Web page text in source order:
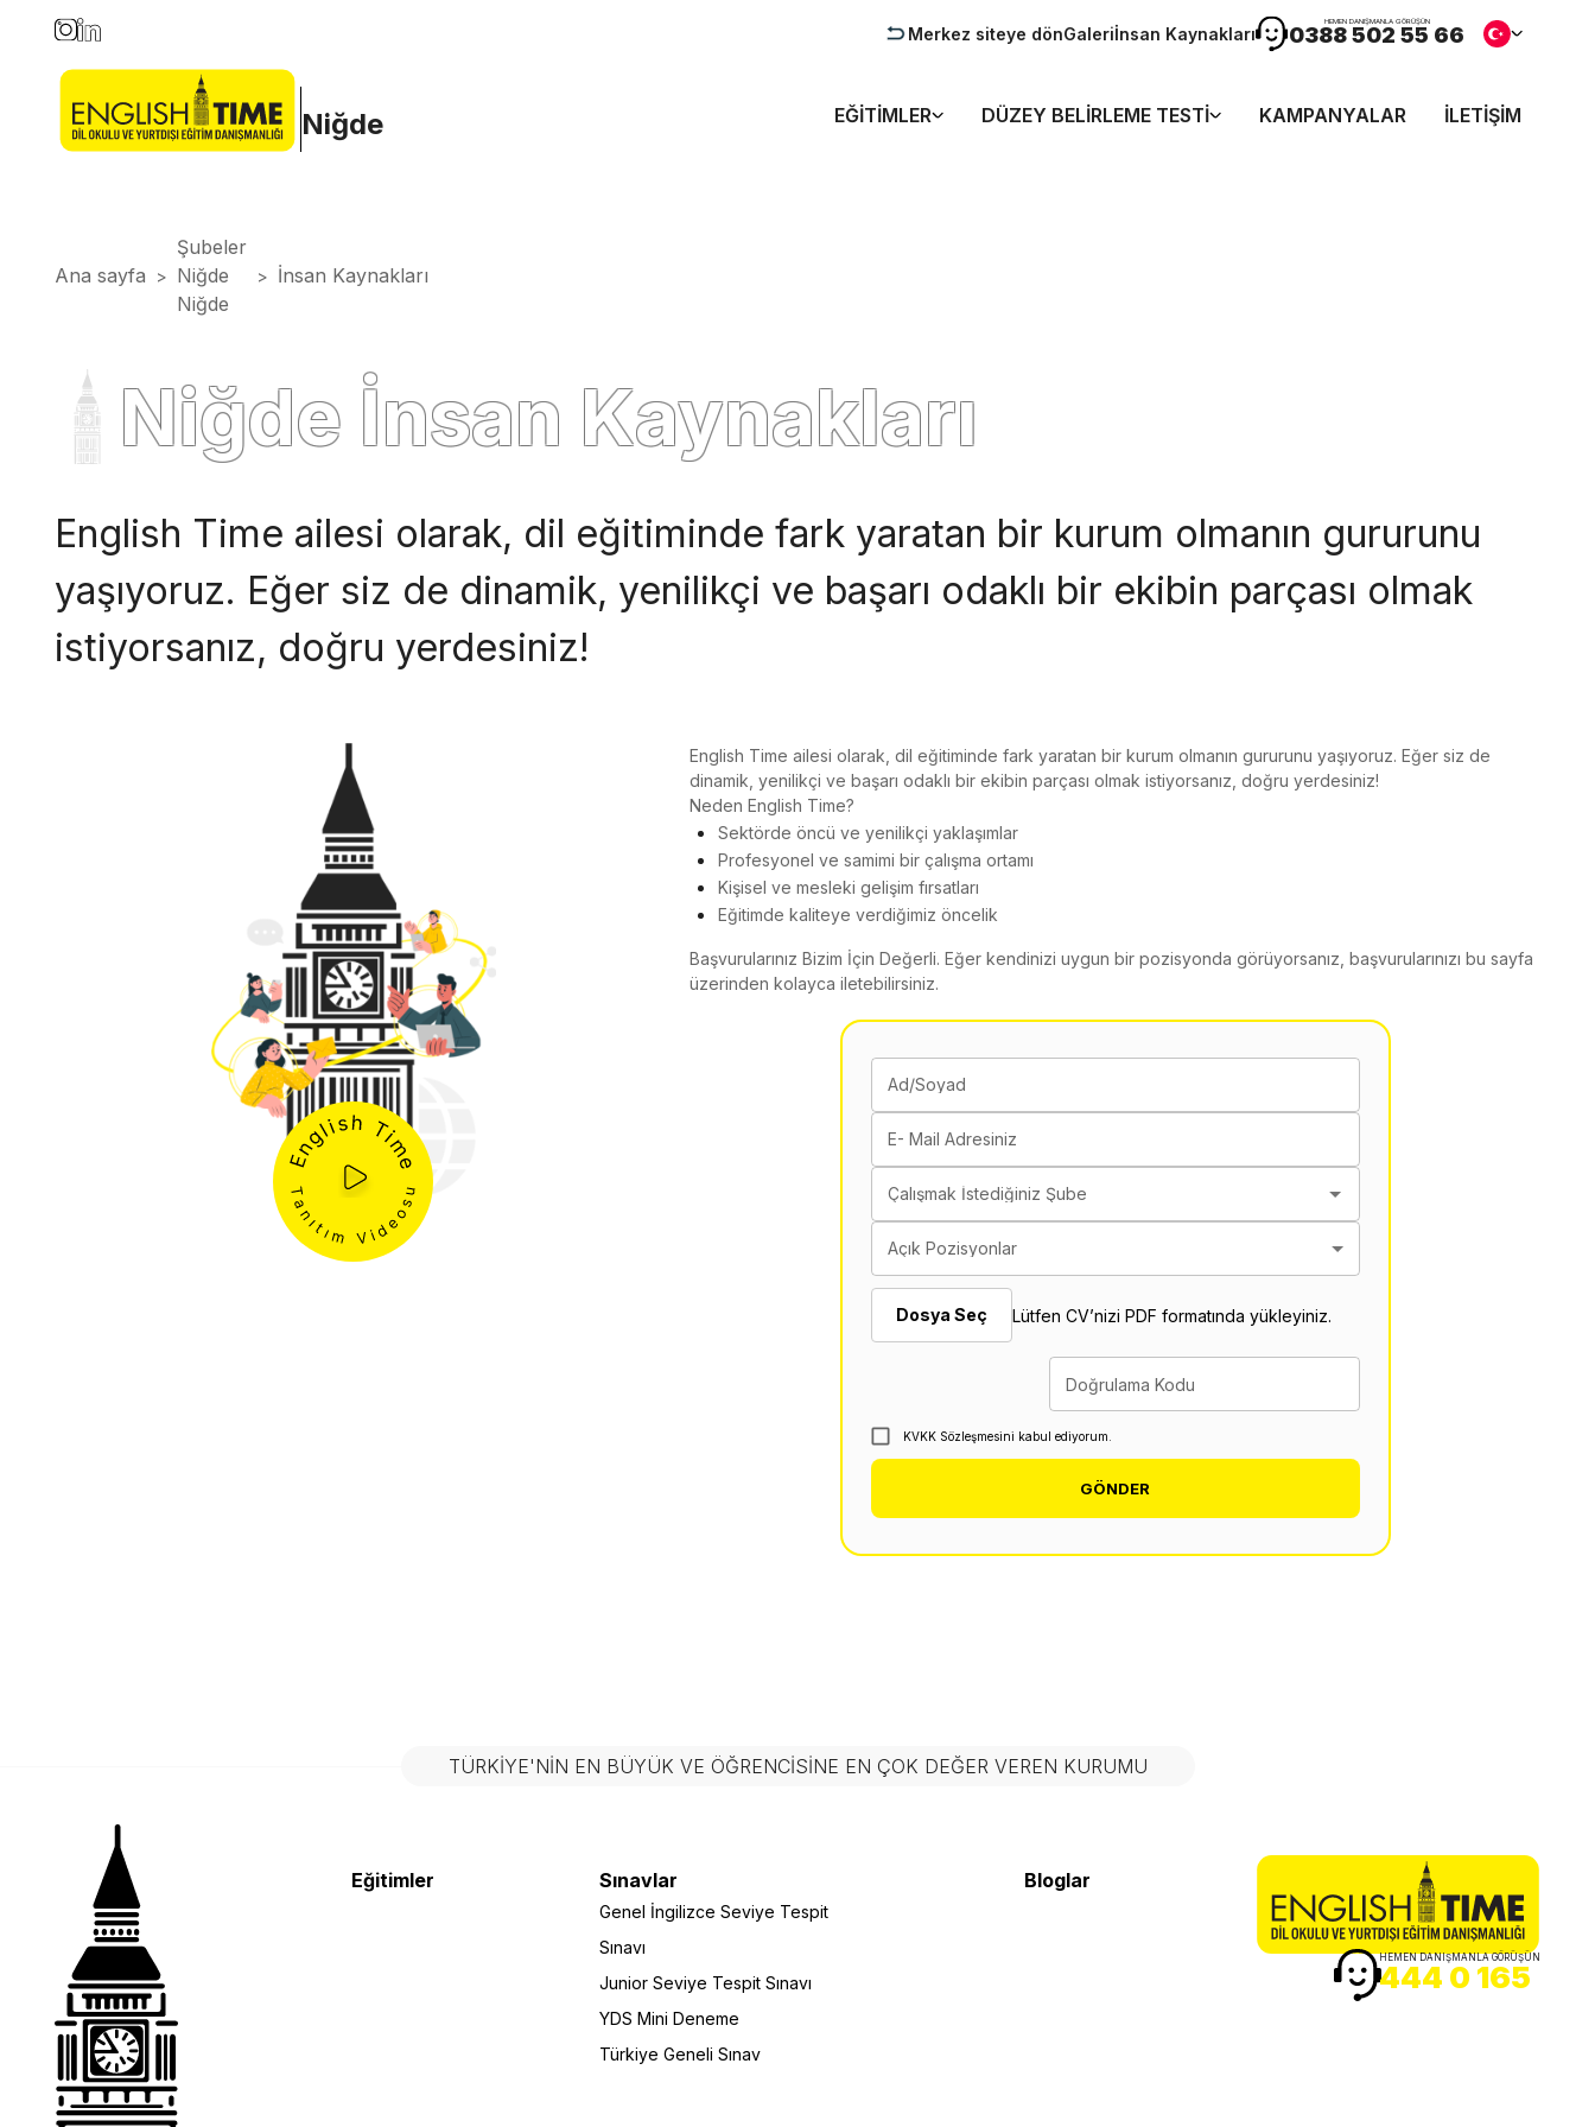
Merkez siteye dönGaleriİnsan Kaynakları
HEMEN DANIŞMANLA GÖRÜŞÜN
0388 502 55 66
Niğde EĞITIMLER DÜZEY BELIRLEME TESTI KAMPANYALAR İLETIŞIM
Ana sayfa >
Şubeler
Niğde
Niğde
> İnsan Kaynakları
Niğde İnsan Kaynakları
English Time ailesi olarak, dil eğitiminde fark yaratan bir kurum olmanın gururunu
yaşıyoruz. Eğer siz de dinamik, yenilikçi ve başarı odaklı bir ekibin parçası olmak
istiyorsanız, doğru yerdesiniz!
English Time ailesi olarak, dil eğitiminde fark yaratan bir kurum olmanın gururunu yaşıyoruz. Eğer siz de
dinamik, yenilikçi ve başarı odaklı bir ekibin parçası olmak istiyorsanız, doğru yerdesiniz!
Neden English Time?
Sektörde öncü ve yenilikçi yaklaşımlar
Profesyonel ve samimi bir çalışma ortamı
Kişisel ve mesleki gelişim fırsatları
Eğitimde kaliteye verdiğimiz öncelik
Başvurularınız Bizim İçin Değerli. Eğer kendinizi uygun bir pozisyonda görüyorsanız, başvurularınızı bu sayfa
üzerinden kolayca iletebilirsiniz.
Ad/Soyad
E- Mail Adresiniz
Çalışmak İstediğiniz Şube
Açık Pozisyonlar
Dosya Seç Lütfen CV’nizi PDF formatında yükleyiniz.
Doğrulama Kodu
KVKK Sözleşmesini kabul ediyorum.
GÖNDER
TÜRKIYE'NIN EN BÜYÜK VE ÖĞRENCISINE EN ÇOK DEĞER VEREN KURUMU
Eğitimler Sınavlar
Genel İngilizce Seviye Tespit
Sınavı
Junior Seviye Tespit Sınavı
YDS Mini Deneme
Türkiye Geneli Sınav
Bloglar
HEMEN DANIŞMANLA GÖRÜŞÜN
444 0 165